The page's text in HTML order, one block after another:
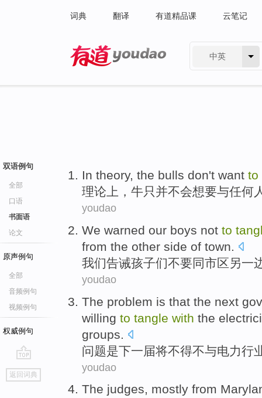
词典 翻译 有道精品课 云笔记
中英
双语例句
全部
口语
书面语
论文
原声例句
全部
音频例句
视频例句
权威例句
go
top
返回词典
In theory, the bulls don't want to
理论上 ， 牛只 并不会想要与任何
youdao
We warned our boys not to
from the other side of town.
我们告诫孩子们不要同市区另一
youdao
The problem is that the next
willing to tangle with the
groups
问题是下一届将不得不与电力行
youdao
The judges, mostly from